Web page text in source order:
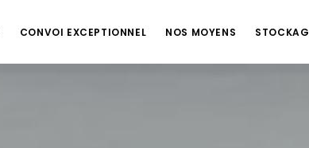
CONVOI EXCEPTIONNEL NOS MOYENS